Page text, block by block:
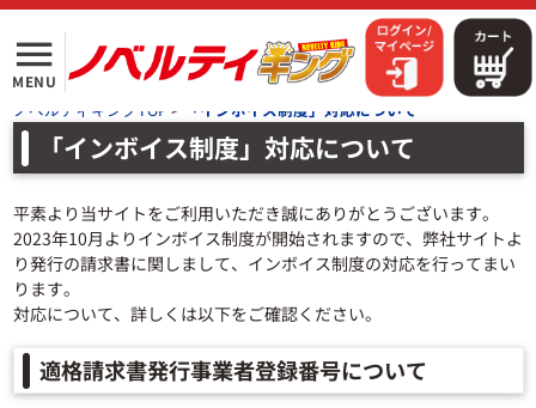
menu
MENU
ノベルティキングTOP > 「インボイス制度」対応について
「インボイス制度」対応について
平素より当サイトをご利用いただき誠にありがとうございます。
2023年10月よりインボイス制度が開始されますので、弊社サイトよ
り発行の請求書に関しまして、インボイス制度の対応を行ってまい
ります。
対応について、詳しくは以下をご確認ください。
適格請求書発行事業者登録番号について